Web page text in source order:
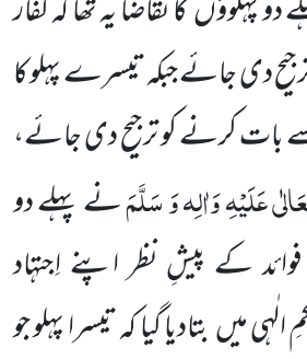
دو پہلوؤںکا تقاضا یہ تھا کہ کفار
دی جائے جبکہ تیسرے پہلو کا
بات کرنے کو ترجیح دی جائے،
عَلَیْہِ وَاٰلِہ وَ سَلَّمَنے پہلے دو
کے پیشِ نظر اپنے اِجتہاد
الٰہی میںبتادیا گیا کہ تیسرا پہلو جو